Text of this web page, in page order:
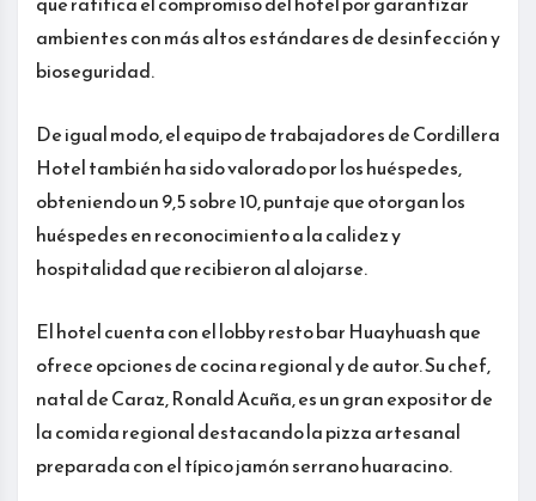
ambientes con más altos estándares de desinfección y
bioseguridad.
De igual modo, el equipo de trabajadores de Cordillera
Hotel también ha sido valorado por los huéspedes,
obteniendo un 9,5 sobre 10, puntaje que otorgan los
huéspedes en reconocimiento a la calidez y
hospitalidad que recibieron al alojarse.
El hotel cuenta con el lobby resto bar Huayhuash que
ofrece opciones de cocina regional y de autor. Su chef,
natal de Caraz, Ronald Acuña, es un gran expositor de
la comida regional destacando la pizza artesanal
preparada con el típico jamón serrano huaracino.